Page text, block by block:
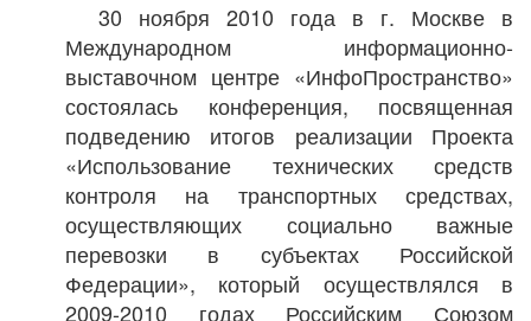
30 ноября 2010 года в г. Москве в
Международном информационно-
выставочном центре «ИнфоПространство»
состоялась конференция, посвященная
подведению итогов реализации Проекта
«Использование технических средств
контроля на транспортных средствах,
осуществляющих социально важные
перевозки в субъектах Российской
Федерации», который осуществлялся в
2009-2010 годах Российским Союзом